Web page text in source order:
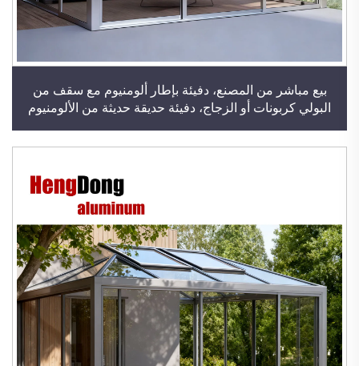
بيع مباشر من المصنع، دفيئة بإطار ألومنيوم مع سقف من
البولي كربونات أو الزجاج، دفيئة حديقة حديثة من الألومنيوم